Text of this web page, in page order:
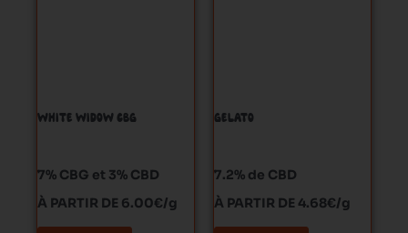
WHITE WIDOW CBG
7% CBG et 3% CBD
À PARTIR DE 6.00€/g
être
sur
page
GELATO
7.2% de CBD
À PARTIR DE 4.68€/g
page